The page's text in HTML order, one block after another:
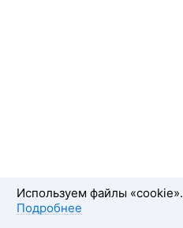
Используем файлы «cookie».
Подробнее